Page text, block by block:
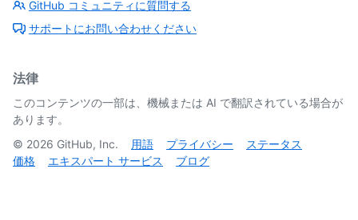
GitHub コミュニティに質問する
サポートにお問い合わせください
法律
このコンテンツの一部は、機械または AI で翻訳されている場合が
あります。
© 2026 GitHub, Inc. 用語 プライバシー
ステータス
価格
エキスパート サービス ブログ